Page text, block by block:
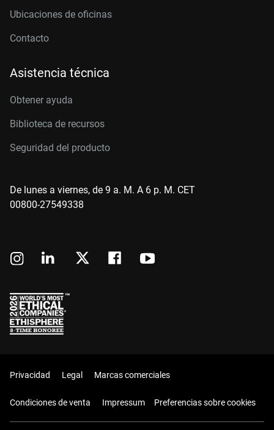
Ubicaciones de oficinas
Contacto
Asistencia técnica
Obtener ayuda
Biblioteca de recursos
Seguridad del producto
De lunes a viernes, de 9 a. M. A 6 p. M. CET
00800-27549338
Privacidad Legal Marcas comerciales
Condiciones de venta Impressum Preferencias sobre cookies